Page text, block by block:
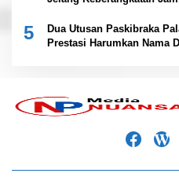
5
Dua Utusan Paskibraka
Prestasi Harumkan Nama